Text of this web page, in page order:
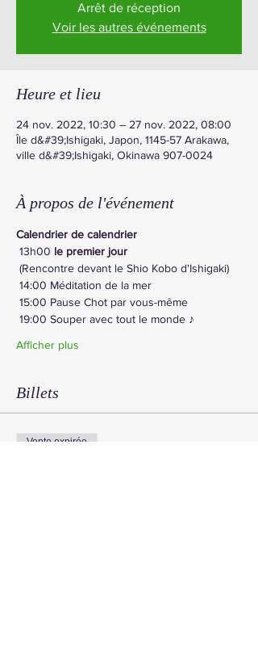
Arrêt de réception
Voir les autres événements
Heure et lieu
24 nov. 2022, 10:30 – 27 nov. 2022, 08:00
Île d&#39;Ishigaki, Japon, 1145-57 Arakawa,
ville d&#39;Ishigaki, Okinawa 907-0024
À propos de l'événement
Calendrier de calendrier
13h00 le premier jour
(Rencontre devant le Shio Kobo d'Ishigaki)
14:00 Méditation de la mer
15:00 Pause Chot par vous-même
19:00 Souper avec tout le monde ♪
Afficher plus
Billets
Vente expirée